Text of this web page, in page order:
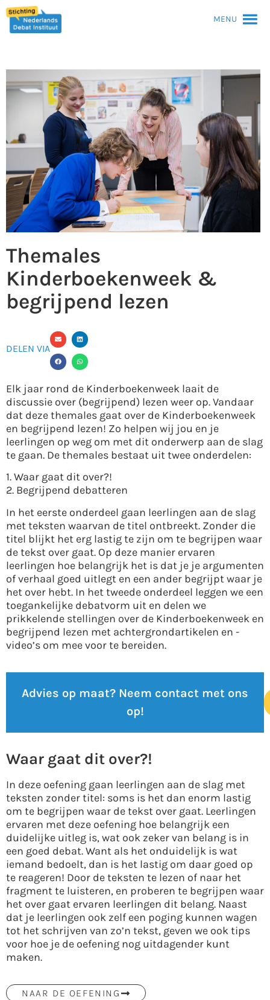
MENU
Themales
Kinderboekenweek &
begrijpend lezen
DELEN VIA
Elk jaar rond de Kinderboekenweek laait de
discussie over (begrijpend) lezen weer op. Vandaar
dat deze themales gaat over de Kinderboekenweek
en begrijpend lezen! Zo helpen wij jou en je
leerlingen op weg om met dit onderwerp aan de slag
te gaan. De themales bestaat uit twee onderdelen:
1. Waar gaat dit over?!
2. Begrijpend debatteren
In het eerste onderdeel gaan leerlingen aan de slag
met teksten waarvan de titel ontbreekt. Zonder die
titel blijkt het erg lastig te zijn om te begrijpen waar
de tekst over gaat. Op deze manier ervaren
leerlingen hoe belangrijk het is dat je je argumenten
of verhaal goed uitlegt en een ander begrijpt waar je
het over hebt. In het tweede onderdeel leggen we een
toegankelijke debatvorm uit en delen we
prikkelende stellingen over de Kinderboekenweek en
begrijpend lezen met achtergrondartikelen en -
video’s om mee voor te bereiden.
Advies op maat? Neem contact met ons
op!
Waar gaat dit over?!
In deze oefening gaan leerlingen aan de slag met
teksten zonder titel: soms is het dan enorm lastig
om te begrijpen waar de tekst over gaat. Leerlingen
ervaren met deze oefening hoe belangrijk een
duidelijke uitleg is, wat ook zeker van belang is in
een goed debat. Want als het onduidelijk is wat
iemand bedoelt, dan is het lastig om daar goed op
te reageren! Door de teksten te lezen of naar het
fragment te luisteren, en proberen te begrijpen waar
het over gaat ervaren leerlingen dit belang. Naast
dat je leerlingen ook zelf een poging kunnen wagen
tot het schrijven van zo’n tekst, geven we ook tips
voor hoe je de oefening nog uitdagender kunt
maken.
NAAR DE OEFENING